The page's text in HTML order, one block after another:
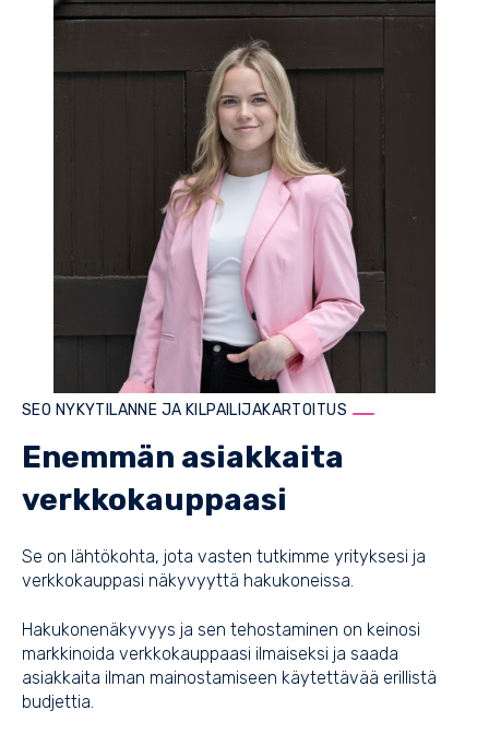
SEO NYKYTILANNE JA KILPAILIJAKARTOITUS
Enemmän asiakkaita
verkkokauppaasi
Se on lähtökohta, jota vasten tutkimme yrityksesi ja
verkkokauppasi näkyvyyttä hakukoneissa.
Hakukonenäkyvyys ja sen tehostaminen on keinosi
markkinoida verkkokauppaasi ilmaiseksi ja saada
asiakkaita ilman mainostamiseen käytettävää erillistä
budjettia.